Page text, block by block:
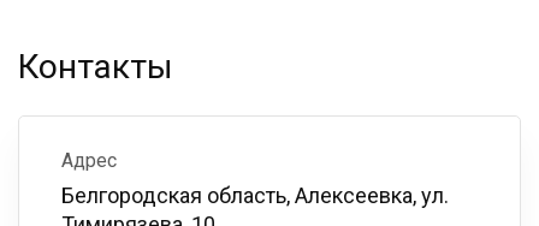
Контакты
Адрес
Белгородская область, Алексеевка, ул.